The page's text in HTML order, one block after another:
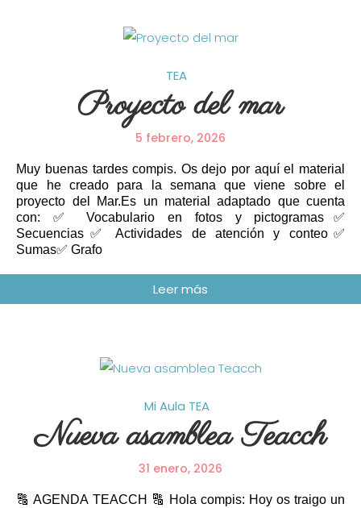
TEA
Proyecto del mar
5 febrero, 2026
Muy buenas tardes compis. Os dejo por aquí el material
que he creado para la semana que viene sobre el
proyecto del Mar.Es un material adaptado que cuenta
con: ✅ Vocabulario en fotos y pictogramas✅
Secuencias✅ Actividades de atención y conteo✅
Sumas✅ Grafo
Mi Aula TEA
Nueva asamblea Teacch
31 enero, 2026
🔠 AGENDA TEACCH 🔠 Hola compis: Hoy os traigo un